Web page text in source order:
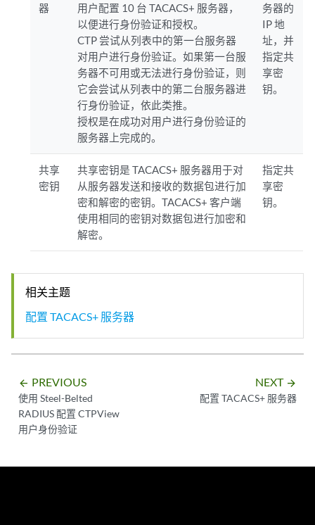
器
用户配置 10 台 TACACS+ 服务器，
以便进行身份验证和授权。
CTP 尝试从列表中的第一台服务器
对用户进行身份验证。如果第一台服
务器不可用或无法进行身份验证，则
它会尝试从列表中的第二台服务器进
行身份验证，依此类推。
授权是在成功对用户进行身份验证的
服务器上完成的。
务器的
IP 地
址，并
指定共
享密
钥。
共享
密钥
共享密钥是 TACACS+ 服务器用于对
从服务器发送和接收的数据包进行加
密和解密的密钥。TACACS+ 客户端
使用相同的密钥对数据包进行加密和
解密。
指定共
享密
钥。
相关主题
配置 TACACS+ 服务器
arrow_backward PREVIOUS
使用 Steel-Belted
RADIUS 配置 CTPView
用户身份验证
NEXT arrow_forward
配置 TACACS+ 服务器